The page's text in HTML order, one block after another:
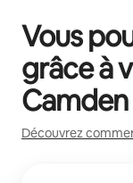
Vous
grâce à
Découvrez